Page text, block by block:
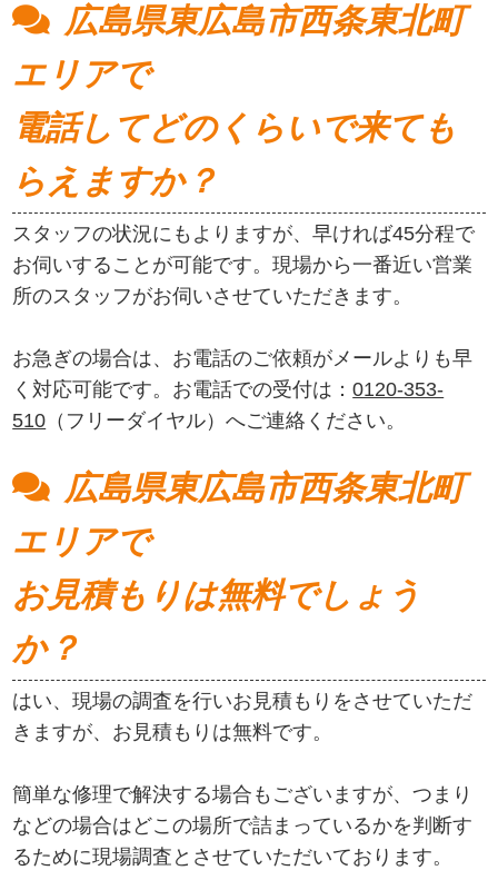
広島県東広島市西条東北町
エリアで
電話してどのくらいで来ても
らえますか？
スタッフの状況にもよりますが、早ければ45分程で
お伺いすることが可能です。現場から一番近い営業
所のスタッフがお伺いさせていただきます。
お急ぎの場合は、お電話のご依頼がメールよりも早
く対応可能です。お電話での受付は：0120-353-
510 （フリーダイヤル）へご連絡ください。
広島県東広島市西条東北町
エリアで
お見積もりは無料でしょう
か？
はい、現場の調査を行いお見積もりをさせていただ
きますが、お見積もりは無料です。
簡単な修理で解決する場合もございますが、つまり
などの場合はどこの場所で詰まっているかを判断す
るために現場調査とさせていただいております。